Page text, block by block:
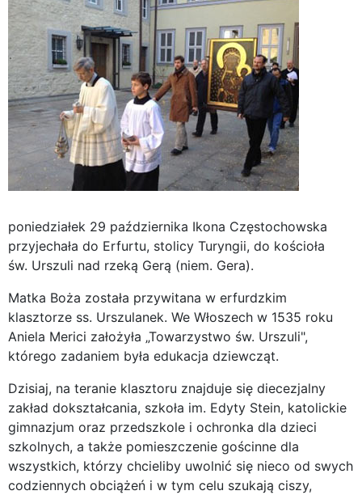
poniedziałek 29 października Ikona Częstochowska
przyjechała do Erfurtu, stolicy Turyngii, do kościoła
św. Urszuli nad rzeką Gerą (niem. Gera).
Matka Boża została przywitana w erfurdzkim
klasztorze ss. Urszulanek. We Włoszech w 1535 roku
Aniela Merici założyła „Towarzystwo św. Urszuli",
którego zadaniem była edukacja dziewcząt.
Dzisiaj, na teranie klasztoru znajduje się diecezjalny
zakład dokształcania, szkoła im. Edyty Stein, katolickie
gimnazjum oraz przedszkole i ochronka dla dzieci
szkolnych, a także pomieszczenie gościnne dla
wszystkich, którzy chcieliby uwolnić się nieco od swych
codziennych obciążeń i w tym celu szukają ciszy,